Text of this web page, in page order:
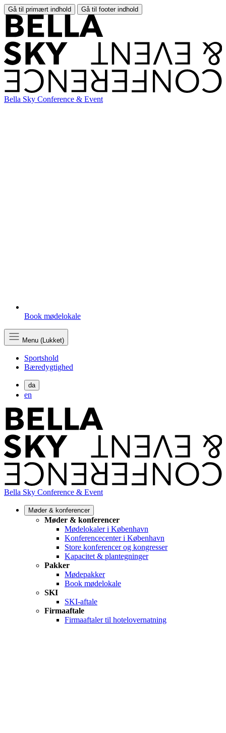
Gå til primært indhold Gå til footer indhold
Bella Sky Conference & Event
Book mødelokale
Menu (Lukket)
Sportshold
Bæredygtighed
da
en
Bella Sky Conference & Event
Møder & konferencer
Møder & konferencer
Mødelokaler i København
Konferencecenter i København
Store konferencer og kongresser
Kapacitet & plantegninger
Pakker
Mødepakker
Book mødelokale
SKI
SKI-aftale
Firmaaftale
Firmaaftaler til hotelovernatning